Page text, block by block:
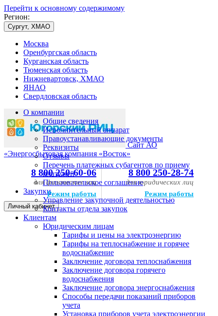
Перейти к основному содержимому
Регион:
Сургут, ХМАО
Москва
Оренбургская область
Курганская область
Тюменская область
Нижневартовск, ХМАО
ЯНАО
Свердловская область
Сайт АО
«Энергосбытовая компания «Восток»
8 800 250-60-06
для физических лиц
Режим работы
8 800 250-28-74
для юридических лиц
Режим работы
Личный кабинет
О компании
Общие сведения
Исполнительный аппарат
Правоустанавливающие документы
Реквизиты
Отзывы
Перечень платежных субагентов по приему
платежей
Пользовательское соглашение
Закупки
Управление закупочной деятельностью
Контакты отдела закупок
Клиентам
Юридическим лицам
Тарифы и цены на электроэнергию
Тарифы на теплоснабжение и горячее
водоснабжение
Заключение договора теплоснабжения
Заключение договора горячего
водоснабжения
Заключение договора энергоснабжения
Способы передачи показаний приборов
учета
Установка приборов учета электроэнергии